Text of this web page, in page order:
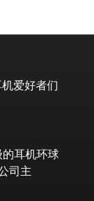
爱好者们
的耳机环球
司主